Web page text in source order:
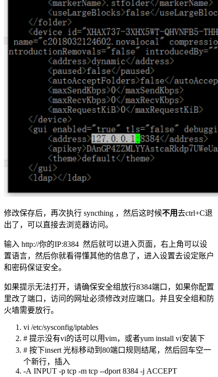
修改保存后，再次执行 syncthing ，然后这时候不用去ctrl+C退
出了，可以直接去浏览器访问。
输入 http://你的IP:8384 然后就可以进入页面，右上角可以设
置语言，然后你就看得懂其他的信息了，进入设置去设定账户
和密码保证安全。
如果提示无法打开，请确保安全组放行8384端口，如果你配置
里改了端口，访问的网址必须修改对应端口。并且安全组和防
火墙需要放行。
vi /etc/sysconfig/iptables
# 提示没有vi的话可以用vim，或者yum install vi安装下
# 按下insert 光标移动到80端口规则结尾，然后回车空一
个新行，插入
-A INPUT -p tcp -m tcp --dport 8384 -j ACCEPT